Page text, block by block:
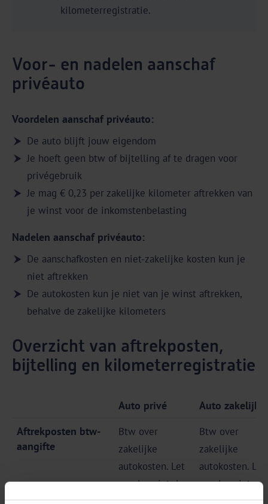
kilometerregistratie.
Voor- en nadelen aanschaf
privéauto
Voordelen aanschaf privéauto:
De auto blijft jouw eigendom
Je hoeft geen btw of bijtelling af te dragen voor
privégebruik
Je mag € 0,23 per zakelijke kilometer aftrekken van
je winst voor de inkomstenbelasting
Nadelen aanschaf privéauto:
De aanschafkosten en niet-zakelijke kosten kun je
niet aftrekken
De autokosten kun je niet van je winst aftrekken,
behalve de zakelijke kilometers
Overzicht van aftrekposten,
bijtelling en kilometerregistratie
Auto privé
Auto zakelijk
Aftrekposten btw-
aangifte
Btw over
zakelijke
autokosten. Let
op: dus niet de
btw over
Btw over
zakelijke
autokosten. Let
op: dus niet de
btw over